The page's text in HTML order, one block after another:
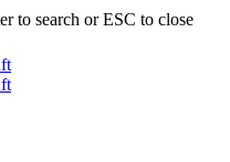
to search or ESC to close